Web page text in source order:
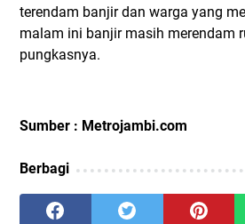
terendam banjir dan warga yang
malam ini banjir masih merendam
pungkasnya.
Sumber : Metrojambi.com
Berbagi